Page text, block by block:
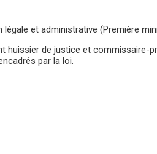
et administrative (Première
huissier de justice et commissaire-
par la loi.